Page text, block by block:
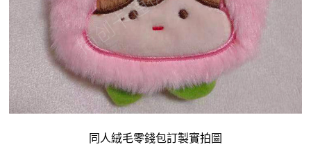
同人絨毛零錢包訂製實拍圖